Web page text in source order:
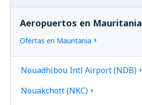
Aeropuertos en Mauritania
Ofertas en Mauritania
Nouadhibou Intl Airport (NDB)
Nouakchott (NKC)